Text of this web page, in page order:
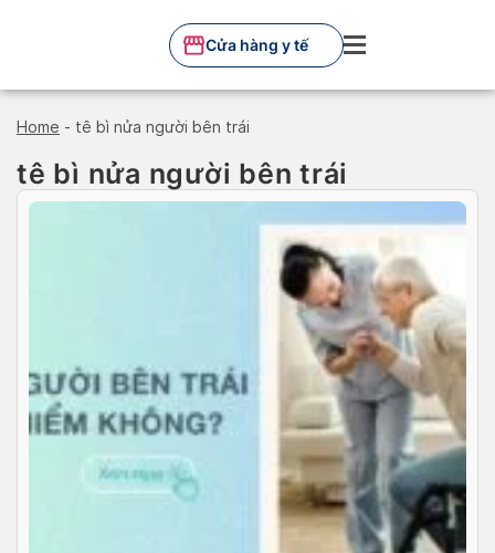
Cửa hàng y tế
Home - tê bì nửa người bên trái
tê bì nửa người bên trái